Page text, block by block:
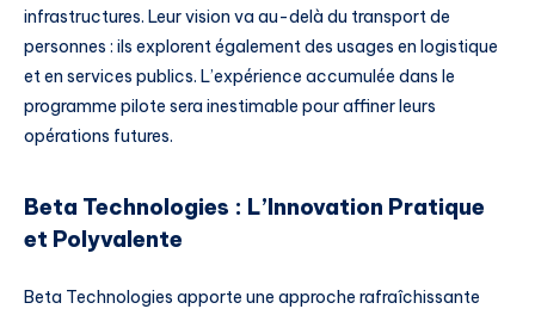
infrastructures. Leur vision va au-delà du transport de
personnes : ils explorent également des usages en logistique
et en services publics. L’expérience accumulée dans le
programme pilote sera inestimable pour affiner leurs
opérations futures.
Beta Technologies : L’Innovation Pratique
et Polyvalente
Beta Technologies apporte une approche rafraîchissante